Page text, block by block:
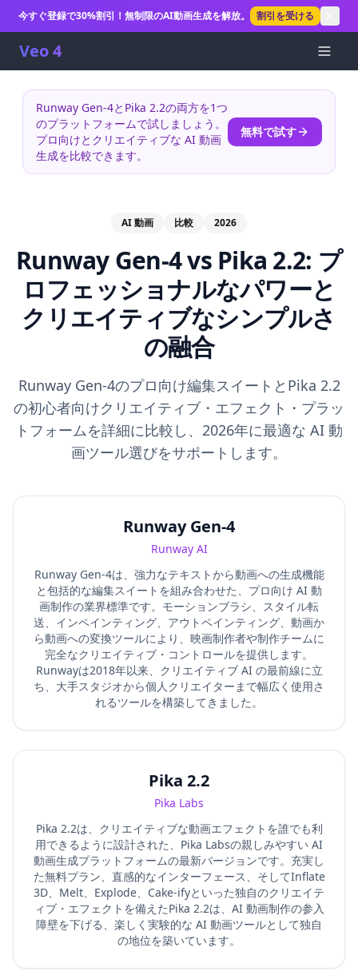
今すぐ登録で30%割引！無制限のAI動画生成を解放。 割引を受ける
Veo 4
Runway Gen-4とPika 2.2の両方を1つ
のプラットフォームで試しましょう。
プロ向けとクリエイティブな AI 動画
生成を比較できます。
無料で試す
AI 動画 比較 2026
Runway Gen-4 vs Pika 2.2: プ
ロフェッショナルなパワーと
クリエイティブなシンプルさ
の融合
Runway Gen-4のプロ向け編集スイートとPika 2.2
の初心者向けクリエイティブ・エフェクト・プラッ
トフォームを詳細に比較し、2026年に最適な AI 動
画ツール選びをサポートします。
Runway Gen-4
Runway AI
Runway Gen-4は、強力なテキストから動画への生成機能
と包括的な編集スイートを組み合わせた、プロ向け AI 動
画制作の業界標準です。モーションブラシ、スタイル転
送、インペインティング、アウトペインティング、動画か
ら動画への変換ツールにより、映画制作者や制作チームに
完全なクリエイティブ・コントロールを提供します。
Runwayは2018年以来、クリエイティブ AI の最前線に立
ち、大手スタジオから個人クリエイターまで幅広く使用さ
れるツールを構築してきました。
Pika 2.2
Pika Labs
Pika 2.2は、クリエイティブな動画エフェクトを誰でも利
用できるように設計された、Pika Labsの親しみやすい AI
動画生成プラットフォームの最新バージョンです。充実し
た無料プラン、直感的なインターフェース、そしてInflate
3D、Melt、Explode、Cake-ifyといった独自のクリエイテ
ィブ・エフェクトを備えたPika 2.2は、AI 動画制作の参入
障壁を下げる、楽しく実験的な AI 動画ツールとして独自
の地位を築いています。